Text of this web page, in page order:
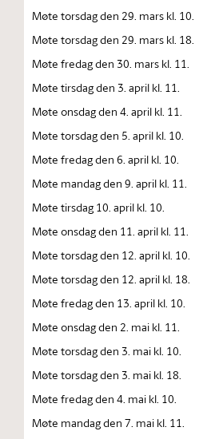
Møte torsdag den 29. mars kl. 10.
Møte torsdag den 29. mars kl. 18.
Møte fredag den 30. mars kl. 11.
Møte tirsdag den 3. april kl. 11.
Møte onsdag den 4. april kl. 11.
Møte torsdag den 5. april kl. 10.
Møte fredag den 6. april kl. 10.
Møte mandag den 9. april kl. 11.
Møte tirsdag 10. april kl. 10.
Møte onsdag den 11. april kl. 11.
Møte torsdag den 12. april kl. 10.
Møte torsdag den 12. april kl. 18.
Møte fredag den 13. april kl. 10.
Møte onsdag den 2. mai kl. 11.
Møte torsdag den 3. mai kl. 10.
Møte torsdag den 3. mai kl. 18.
Møte fredag den 4. mai kl. 10.
Møte mandag den 7. mai kl. 11.